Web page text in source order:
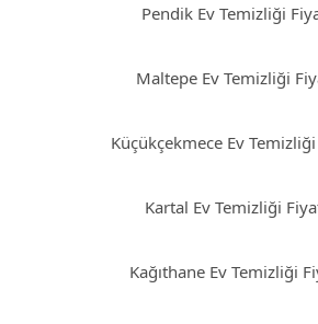
Pendik Ev Temizliği
Maltepe Ev Temizliği
Küçükçekmece Ev Temizliği
Kartal Ev Temizliği
Kağıthane Ev Temizliği